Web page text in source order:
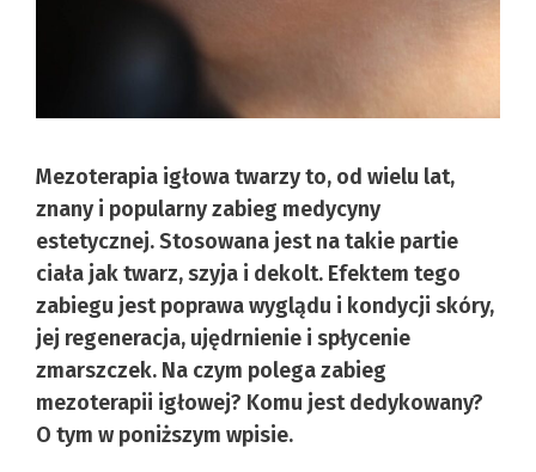
Mezoterapia igłowa twarzy to, od wielu lat,
znany i popularny zabieg medycyny
estetycznej. Stosowana jest na takie partie
ciała jak twarz, szyja i dekolt. Efektem tego
zabiegu jest poprawa wyglądu i kondycji skóry,
jej regeneracja, ujędrnienie i spłycenie
zmarszczek. Na czym polega zabieg
mezoterapii igłowej? Komu jest dedykowany?
O tym w poniższym wpisie.